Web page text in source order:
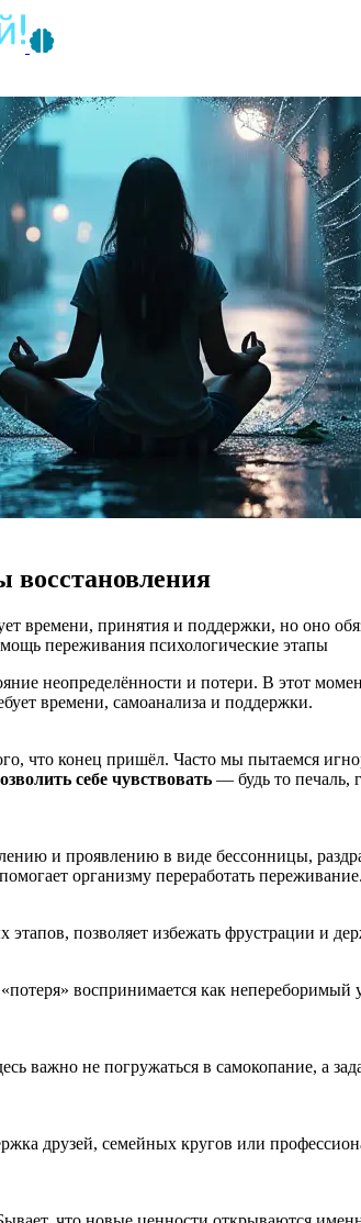
восстановления
времени, принятия и поддержки, но оно
переживания психологические этапы
неопределённости и потери. В этот
времени, самоанализа и поддержки.
что конец пришёл. Часто мы пытаемся
себе чувствовать — будь то печаль,
и проявлению в виде бессонницы,
организму переработать переживание.
этапов, позволяет избежать фрустрации и
воспринимается как непереборимый
важно не погружаться в самокопание, а
друзей, семейных кругов или